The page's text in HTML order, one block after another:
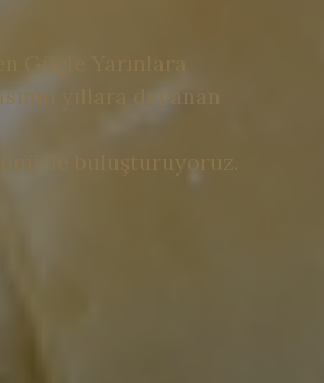
Güçle Yarınlara
yıllara dayanan
buluşturuyoruz.